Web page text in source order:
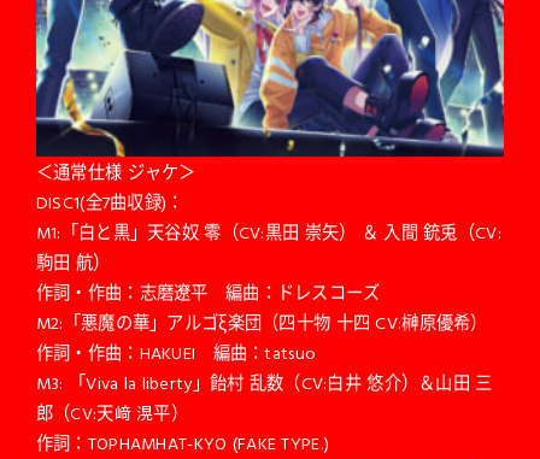
＜通常仕様 ジャケ＞
DISC1(全7曲収録)：
M1:「白と黒」天谷奴 零（CV:黒田 崇矢） ＆ 入間 銃兎（CV:
駒田 航）
作詞・作曲：志磨遼平 編曲：ドレスコーズ
M2:「悪魔の華」アルゴξ楽団（四十物 十四 CV:榊原優希）
作詞・作曲：HAKUEI 編曲：tatsuo
M3: 「Viva la liberty」飴村 乱数（CV:白井 悠介）＆山田 三
郎（CV:天﨑 滉平）
作詞：TOPHAMHAT-KYO (FAKE TYPE.)